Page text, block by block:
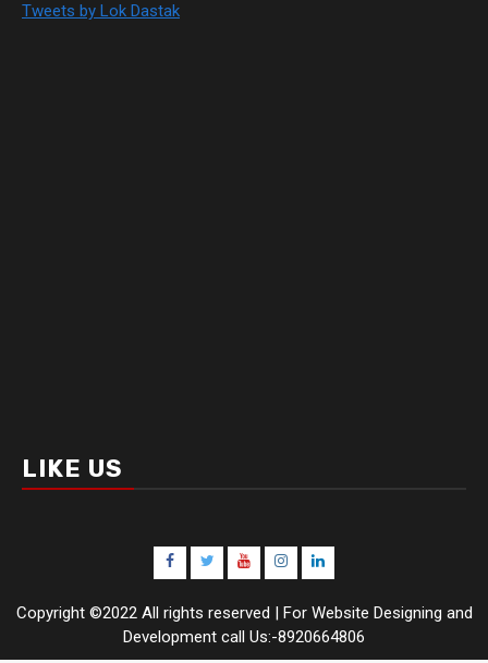
Tweets by Lok Dastak
LIKE US
Facebook
TwitterYoutubeInstagramLinkedIn
Copyright ©2022 All rights reserved | For Website Designing and
Development call Us:-8920664806